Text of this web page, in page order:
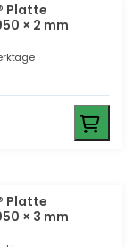
Platte
× 2 mm
Platte
× 3 mm